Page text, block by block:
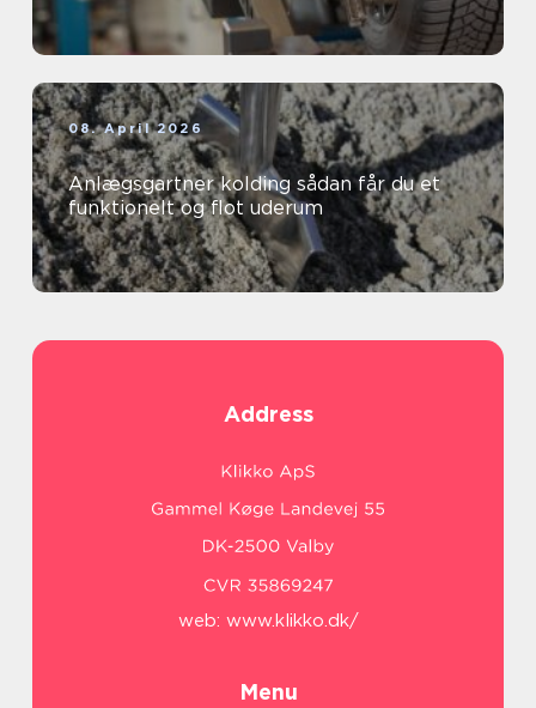
08. April 2026
Anlægsgartner kolding sådan får du et
funktionelt og flot uderum
Address
web: www.klikko.dk/
Menu